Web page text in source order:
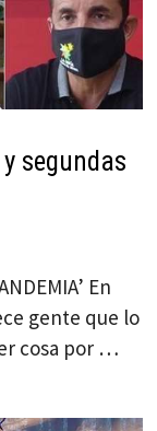
segundas
En
gente que lo
cosa por …